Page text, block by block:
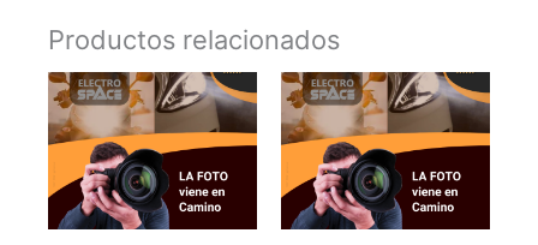
Productos relacionados